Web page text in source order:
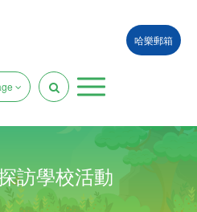
哈樂郵箱
訪學校活動